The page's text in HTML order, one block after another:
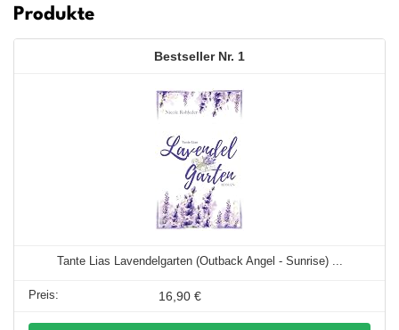
Produkte
1
Tante Lias Lavendelgarten (Outback Angel - Sunrise) ...
16,90 €